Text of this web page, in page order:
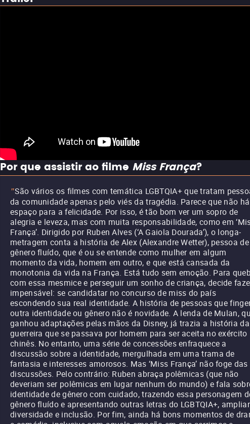
Por que assistir ao filme Miss França?
"São vários os filmes com temática LGBTQIA+ que tratam
da comunidade apenas pelo viés da tragédia. Parece que não há
espaço para a felicidade. Por isso, é tão bom ver um sopro de
alegria e leveza, mas com muita responsabilidade, como em
França’. Dirigido por Ruben Alves (‘A Gaiola Dourada’), o longa-
metragem conta a história de Alex (Alexandre Wetter), pessoa de
gênero fluído, que é ou se entende como mulher em algum
momento da vida, homem em outro, e que está cansada da
monotonia da vida na França. Está tudo sem emoção. Para
com essa mesmice e perseguir um sonho de criança, decide
impensável: se candidatar no concurso de miss do país
escondendo sua real identidade. A história de pessoas que
outra identidade ou gênero não é novidade. A lenda de Mulan,
ganhou adaptações pelas mãos da Disney, já trazia a história da
guerreira que se passava por homem para ser aceita no exército
chinês. No entanto, uma série de concessões enfraquece a
discussão sobre a identidade, mergulhada em uma trama de
fantasia e interesses amorosos. Mas ‘Miss França’ não foge das
discussões. Pelo contrário: Ruben abraça polêmicas (que não
deveriam ser polêmicas em lugar nenhum do mundo) e fala
identidade de gênero com cuidado, trazendo essa personagem
gênero fluído e apresentando outras letras do LGBTQIA+,
diversidade e inclusão. Por fim, ainda há bons momentos de